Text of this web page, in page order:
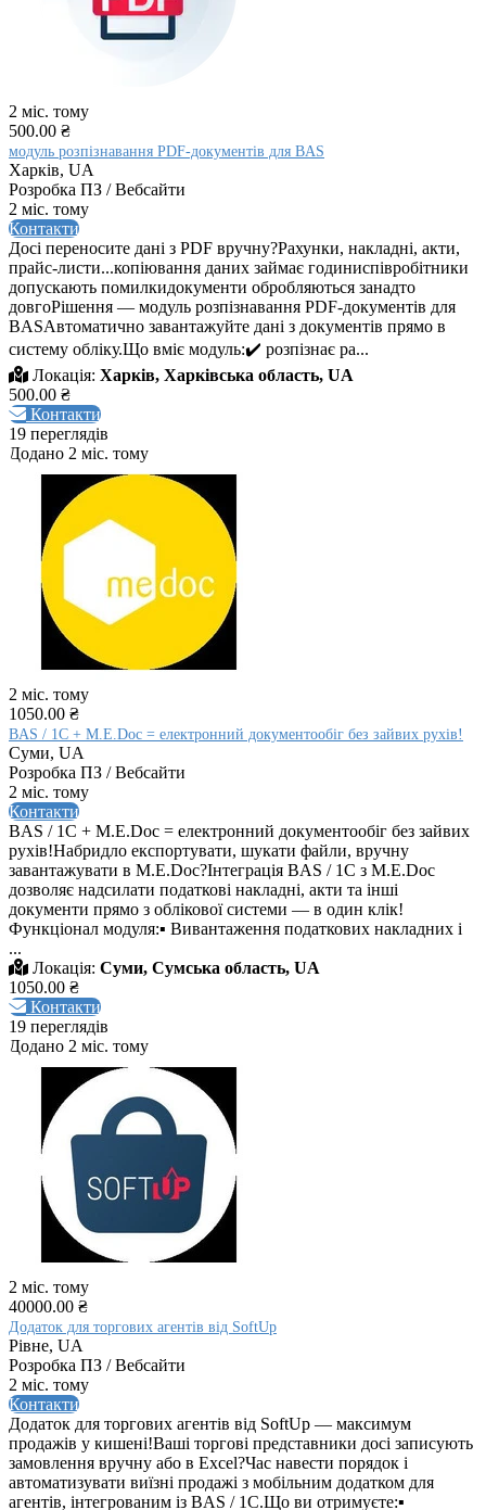
2 міс. тому
500.00 ₴
модуль розпізнавання PDF-документів для BAS
Харків, UA
Розробка ПЗ / Вебсайти
2 міс. тому
Контакти
Досі переносите дані з PDF вручну?Рахунки, накладні, акти,
прайс-листи...копіювання даних займає годиниспівробітники
допускають помилкидокументи обробляються занадто
довгоРішення — модуль розпізнавання PDF-документів для
BASАвтоматично завантажуйте дані з документів прямо в
систему обліку.Що вміє модуль:✔️ розпізнає ра...
Локація: Харків, Харківська область, UA
500.00 ₴
Контакти
19 переглядів
Додано 2 міс. тому
2 міс. тому
1050.00 ₴
BAS / 1C + M.E.Doc = електронний документообіг без зайвих рухів!
Суми, UA
Розробка ПЗ / Вебсайти
2 міс. тому
Контакти
BAS / 1C + M.E.Doc = електронний документообіг без зайвих
рухів!Набридло експортувати, шукати файли, вручну
завантажувати в M.E.Doc?Інтеграція BAS / 1C з M.E.Doc
дозволяє надсилати податкові накладні, акти та інші
документи прямо з облікової системи — в один клік!
Функціонал модуля:▪ Вивантаження податкових накладних і
...
Локація: Суми, Сумська область, UA
1050.00 ₴
Контакти
19 переглядів
Додано 2 міс. тому
2 міс. тому
40000.00 ₴
Додаток для торгових агентів від SoftUp
Рівне, UA
Розробка ПЗ / Вебсайти
2 міс. тому
Контакти
Додаток для торгових агентів від SoftUp — максимум
продажів у кишені!Ваші торгові представники досі записують
замовлення вручну або в Excel?Час навести порядок і
автоматизувати виїзні продажі з мобільним додатком для
агентів, інтегрованим із BAS / 1C.Що ви отримуєте:▪